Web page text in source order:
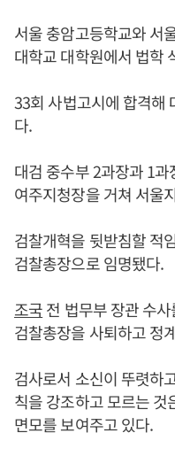
서울 충암고등학교와 서
대학교 대학원에서 법학
33회 사법고시에 합격해
다.
대검 중수부 2과장과 1
여주지청장을 거쳐 서울
검찰개혁을 뒷받침할 적
검찰총장으로 임명됐다.
조국전 법무부 장관 수
검찰총장을 사퇴하고 정
검사로서 소신이 뚜렷하
칙을 강조하고 모르는
면모를 보여주고 있다.